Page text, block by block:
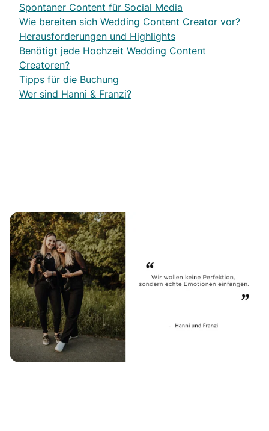
Spontaner Content für Social Media
Wie bereiten sich Wedding Content Creator vor?
Herausforderungen und Highlights
Benötigt jede Hochzeit Wedding Content
Creatoren?
Tipps für die Buchung
Wer sind Hanni & Franzi?